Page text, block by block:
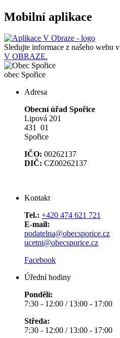
Mobilní aplikace
Sledujte informace z našeho webu v
V OBRAZE.
obec Spořice
Adresa
Obecní úřad Spořice
Lipová 201
431 01
Spořice
IČO: 00262137
DIČ: CZ00262137
Kontakt
Tel.: +420 474 621 721
E-mail:
podatelna@obecsporice.cz
ucetni@obecsporice.cz
Facebook
Úřední hodiny
Pondělí:
7:30 - 12:00 / 13:00 - 17:00
Středa:
7:30 - 12:00 / 13:00 - 17:00